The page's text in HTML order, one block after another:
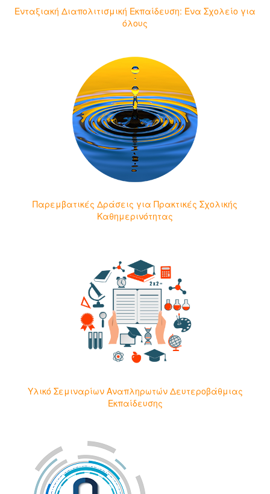
Ενταξιακή Διαπολιτισμική Εκπαίδευση: Ένα Σχολείο για
όλους
Παρεμβατικές Δράσεις για Πρακτικές Σχολικής
Καθημερινότητας
Υλικό Σεμιναρίων Αναπληρωτών Δευτεροβάθμιας
Εκπαίδευσης